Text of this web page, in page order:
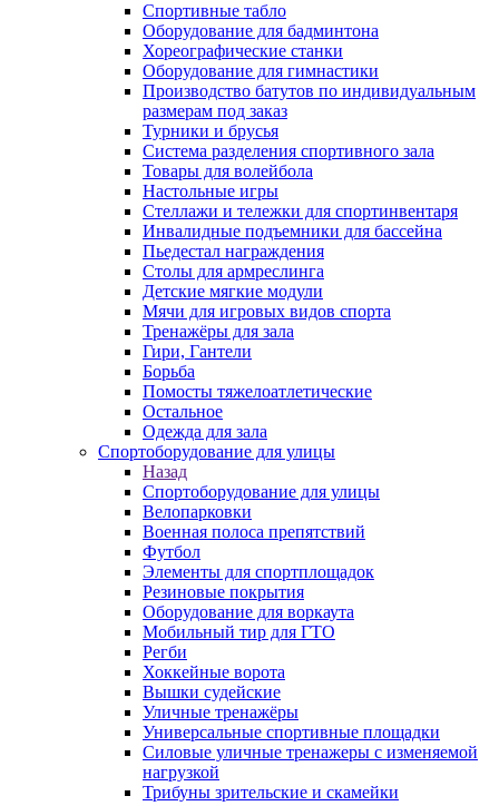
Спортивные табло
Оборудование для бадминтона
Хореографические станки
Оборудование для гимнастики
Производство батутов по индивидуальным
размерам под заказ
Турники и брусья
Система разделения спортивного зала
Товары для волейбола
Настольные игры
Стеллажи и тележки для спортинвентаря
Инвалидные подъемники для бассейна
Пьедестал награждения
Столы для армреслинга
Детские мягкие модули
Мячи для игровых видов спорта
Тренажёры для зала
Гири, Гантели
Борьба
Помосты тяжелоатлетические
Остальное
Одежда для зала
Спортоборудование для улицы
Назад
Спортоборудование для улицы
Велопарковки
Военная полоса препятствий
Футбол
Элементы для спортплощадок
Резиновые покрытия
Оборудование для воркаута
Мобильный тир для ГТО
Регби
Хоккейные ворота
Вышки судейские
Уличные тренажёры
Универсальные спортивные площадки
Силовые уличные тренажеры с изменяемой
нагрузкой
Трибуны зрительские и скамейки